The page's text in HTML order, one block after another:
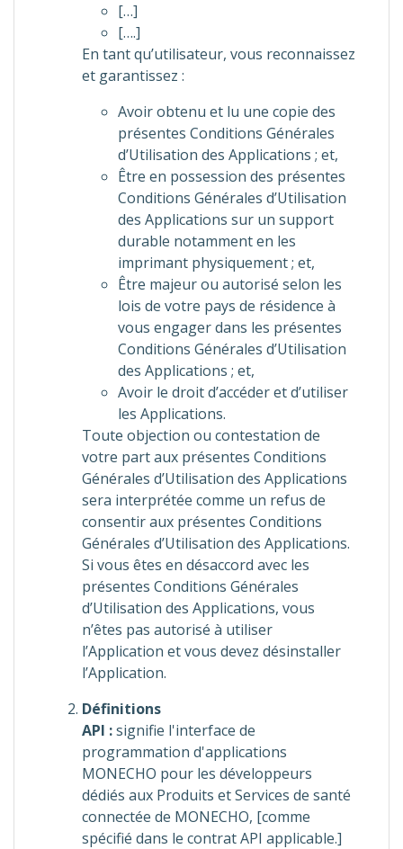
[…]
[….]
En tant qu’utilisateur, vous reconnaissez
et garantissez :
Avoir obtenu et lu une copie des
présentes Conditions Générales
d’Utilisation des Applications ; et,
Être en possession des présentes
Conditions Générales d’Utilisation
des Applications sur un support
durable notamment en les
imprimant physiquement ; et,
Être majeur ou autorisé selon les
lois de votre pays de résidence à
vous engager dans les présentes
Conditions Générales d’Utilisation
des Applications ; et,
Avoir le droit d’accéder et d’utiliser
les Applications.
Toute objection ou contestation de
votre part aux présentes Conditions
Générales d’Utilisation des Applications
sera interprétée comme un refus de
consentir aux présentes Conditions
Générales d’Utilisation des Applications.
Si vous êtes en désaccord avec les
présentes Conditions Générales
d’Utilisation des Applications, vous
n’êtes pas autorisé à utiliser
l’Application et vous devez désinstaller
l’Application.
Définitions
API :signifie l'interface de
programmation d'applications
MONECHO pour les développeurs
dédiés aux Produits et Services de santé
connectée de MONECHO, [comme
spécifié dans le contrat API applicable.]